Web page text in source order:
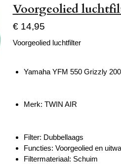
Voorgeolied
€ 14,95
Voorgeolied luchtfilter
Yamaha YFM 550 Grizzly
Merk: TWIN AIR
Filter: Dubbellaags
Functies: Voorgeolied en
Filtermateriaal: Schuim